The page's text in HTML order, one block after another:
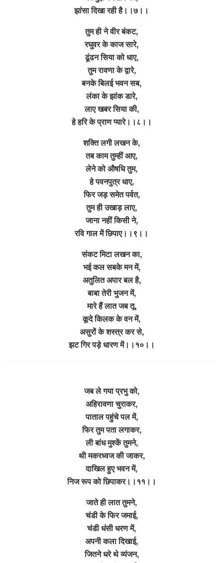
झांसा दिखा रही है।।७।।
तुम ही ने वीर बंकट,
रघुवर के काज सारे,
ढूंढन सिया को धाए,
तुम रावणा के द्वारे,
बनके बिलई भवन सब,
लंका के झांक डारे,
लाए खबर सिया की,
हे हरि के प्राण प्यारे।।८।।
शक्ति लगी लखन के,
तब काम तुम्हीं आए,
लेने को औषधि तुम,
हे पवनपुत्र धाए,
फिर जड़ समेत पर्वत,
तुम ही उखाड़ लाए,
जाना नहीं किसी ने,
रवि गाल में छिपाए।।९।।
संकट मिटा लखन का,
भई कल सबके मन में,
अतुलित अपार बल है,
बाबा तेरी भुजन में,
मारे हैं लात जब तू,
कूदे किलक के वन में,
असुरों के शस्त्र कर से,
झट गिर पड़े धारण में।।१०।।
जब ले गया प्रभु को,
अहिरावणा चुराकर,
पाताल पहुंचे पल में,
फिर तुम पता लगाकर,
ली बांध मुश्कें तुमने,
थी मकरध्वज की जाकर,
दाखिल हुए भवन में,
निज रूप को छिपाकर।।११।।
जाते ही लात तुमने,
चंडी के फिर जमाई,
चंडी धंसी धरण में,
अपनी कला दिखाई,
जितने धरे थे व्यंजन,